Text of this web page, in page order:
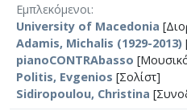
Εμπλεκόμενοι
University of Macedonia
Adamis, Michalis (1929-2013)
pianoCONTRAbasso
Politis, Evgenios [Σολίστ]
Sidiropoulou, Christina